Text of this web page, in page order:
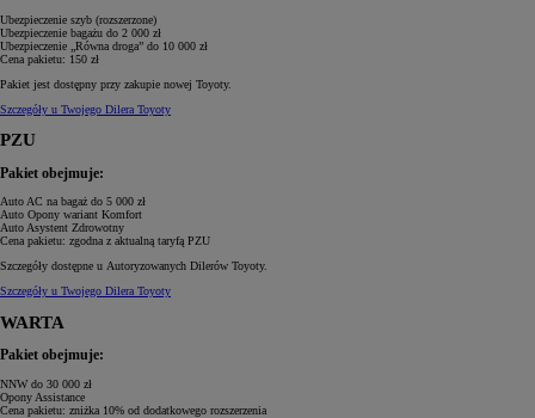
Ubezpieczenie szyb (rozszerzone)
Ubezpieczenie bagażu do 2 000 zł
Ubezpieczenie „Równa droga” do 10 000 zł
Cena pakietu: 150 zł
Pakiet jest dostępny przy zakupie nowej Toyoty.
Szczegóły u Twojego Dilera Toyoty
PZU
Pakiet obejmuje:
Auto AC na bagaż do 5 000 zł
Auto Opony wariant Komfort
Auto Asystent Zdrowotny
Cena pakietu: zgodna z aktualną taryfą PZU
Szczegóły dostępne u Autoryzowanych Dilerów Toyoty.
Szczegóły u Twojego Dilera Toyoty
WARTA
Pakiet obejmuje:
NNW do 30 000 zł
Opony Assistance
Cena pakietu: zniżka 10% od dodatkowego rozszerzenia